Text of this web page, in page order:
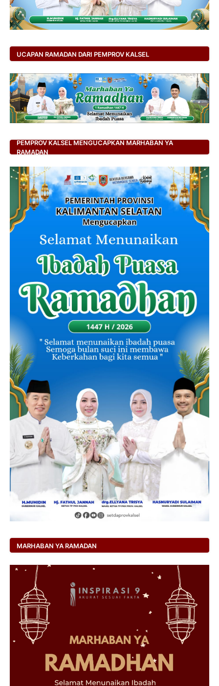
UCAPAN RAMADAN DARI PEMPROV KALSEL
PEMPROV KALSEL MENGUCAPKAN MARHABAN YA
RAMADAN
MARHABAN YA RAMADAN